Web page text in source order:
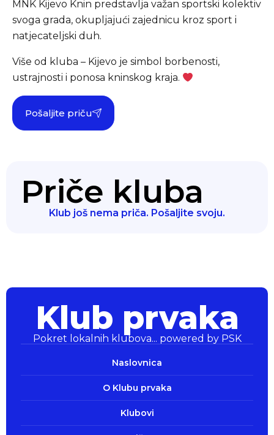
MNK Kijevo Knin predstavlja važan sportski kolektiv
svoga grada, okupljajući zajednicu kroz sport i
natjecateljski duh.
Više od kluba – Kijevo je simbol borbenosti,
ustrajnosti i ponosa kninskog kraja.
Pošaljite priču
Priče kluba
Klub još nema priča. Pošaljite svoju.
Klub prvaka
Pokret lokalnih klubova... powered by PSK
Naslovnica
O Klubu prvaka
Klubovi